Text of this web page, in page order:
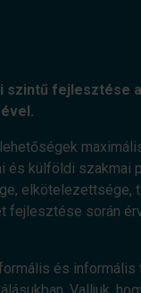
szintű
és külföldi
fejlesztése során
és